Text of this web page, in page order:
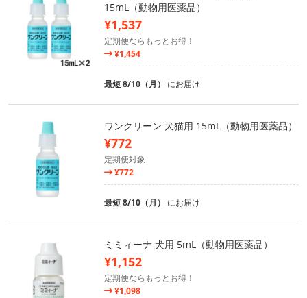
15mL（動物用医薬品）
¥1,537
定期便ならもっとお得！
¥1,454
最短 8/10（月） にお届け
ワンクリーン 犬猫用 15mL（動物用医薬品）
¥772
定期便対象
¥772
最短 8/10（月） にお届け
ミミィーナ 犬用 5mL（動物用医薬品）
¥1,152
定期便ならもっとお得！
¥1,098